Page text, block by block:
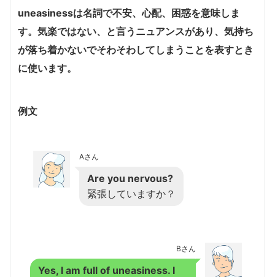
uneasinessは名詞で不安、心配、困惑を意味しま
す。気楽ではない、と言うニュアンスがあり、気持ち
が落ち着かないでそわそわしてしまうことを表すとき
に使います。
例文
Aさん
Are you nervous?
緊張していますか？
Bさん
Yes, I am full of uneasiness. I